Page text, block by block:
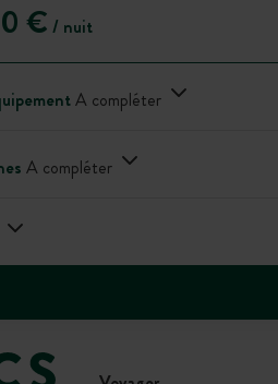
€ / nuit
A compléter
A compléter